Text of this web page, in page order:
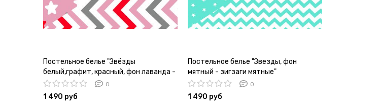
Постельное белье "Звёзды
белый,графит, красный, фон лаванда -
зигзаги графит, лаванда, красный"
0
1 490 руб
Постельное белье "Звезды, фон
мятный - зигзаги мятные"
0
1 490 руб